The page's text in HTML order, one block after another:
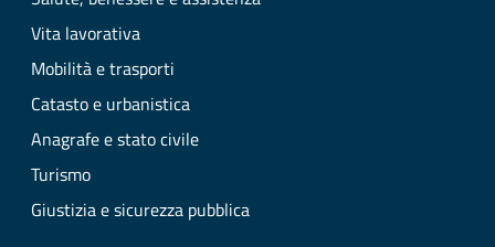
Vita lavorativa
Mobilità e trasporti
Catasto e urbanistica
Anagrafe e stato civile
Turismo
Giustizia e sicurezza pubblica